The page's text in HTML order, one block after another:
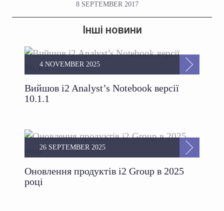
8 SEPTEMBER 2017
Інші новини
Вийшов i2 Analyst’s Notebook версії
10.1.1
4 NOVEMBER 2025
Оновлення продуктів i2 Group в 2025
році
26 SEPTEMBER 2025